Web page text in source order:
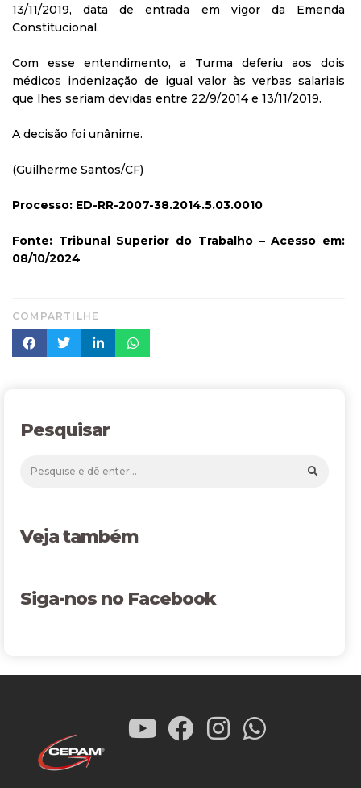
13/11/2019, data de entrada em vigor da Emenda
Constitucional.
Com esse entendimento, a Turma deferiu aos dois
médicos indenização de igual valor às verbas salariais
que lhes seriam devidas entre 22/9/2014 e 13/11/2019.
A decisão foi unânime.
(Guilherme Santos/CF)
Processo: ED-RR-2007-38.2014.5.03.0010
Fonte: Tribunal Superior do Trabalho – Acesso em:
08/10/2024
COMPARTILHE
Pesquisar
Veja também
Siga-nos no Facebook